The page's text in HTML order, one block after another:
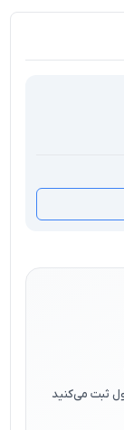
ثبت می‌کنید